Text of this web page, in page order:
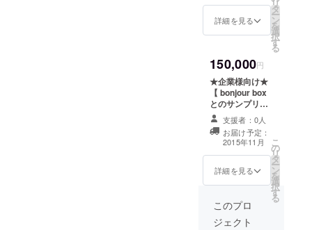
なります。一緒
に選ぶ商品の費
用込みとなりま
す。(上限はこち
いただきますの
であらかじめご
了承ください)ま
た、店舗を指定
させていただく
場合がございま
す。スタッフが
同伴となりま
す。
・お礼のメッ
セージ ・
bonjour boxを１
ティスト小松北
斗さんとコラボ
レーションし
た、ハロウィン
仕様の特別な
SPECIAL flower
bonjour box ・
HPの”Special
Thanks”にパト
ロン様のお名前
を掲載 ・QR
コード動画メッ
bonjour boxは
8000円リターン
詳細を見る
リ
タ
ー
ン
を
選
択
す
る
150,000円
★企業様向け★
【 bonjour box
とのサンプリン
グ or コラボレー
ション権 】 ・お
礼のメッセージ
・bonjour boxの
サンプリング or
コラボレーショ
支援者：0人
お届け予定：
2015年11月
詳細を見る
こ
の
リ
タ
ー
ン
を
選
択
す
る
このプロ
ジェクト